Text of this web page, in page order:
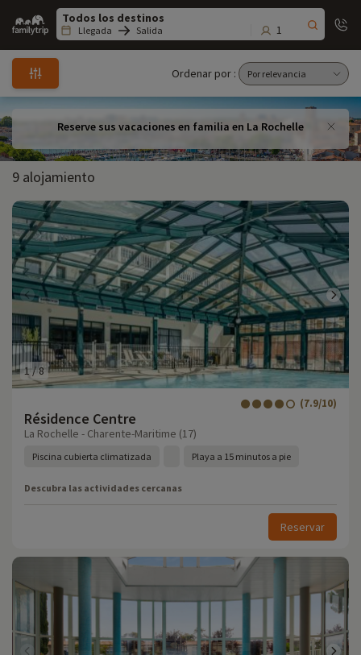
Family
trip
Llegada Salida 1
Ordenar por :
Reserve sus vacaciones en familia en La Rochelle
9 alojamiento
1/8
Résidence Centre
(7.9/10)
La Rochelle - Charente-Maritime (17)
Piscina cubierta climatizada Playa a 15 minutos a pie
Descubra las actividades cercanas
Reservar